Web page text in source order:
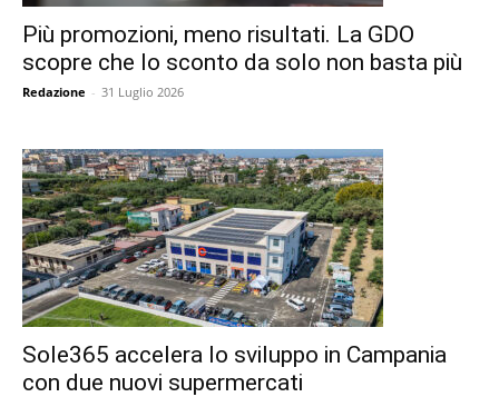
Più promozioni, meno risultati. La GDO
scopre che lo sconto da solo non basta più
Redazione - 31 Luglio 2026
Sole365 accelera lo sviluppo in Campania
con due nuovi supermercati